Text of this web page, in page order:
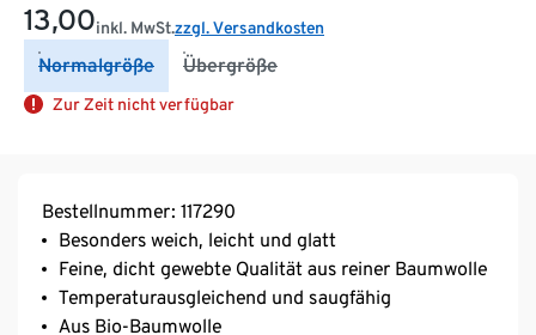
13,00inkl. MwSt.zzgl. Versandkosten
Normalgröße Übergröße
Zur Zeit nicht verfügbar
Bestellnummer: 117290
Besonders weich, leicht und glatt
Feine, dicht gewebte Qualität aus reiner Baumwolle
Temperaturausgleichend und saugfähig
Aus Bio-Baumwolle